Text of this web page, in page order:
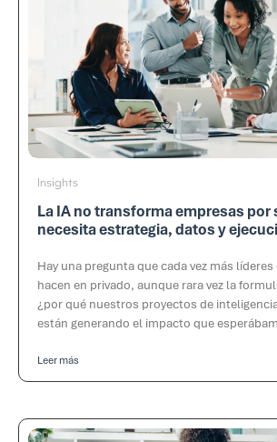
Insights
La IA no transforma empresas por
necesita estrategia, datos y
Hay una pregunta que cada vez más
hacen en privado, aunque rara vez la
¿por qué nuestros proyectos de
están generando el impacto que
Leer más